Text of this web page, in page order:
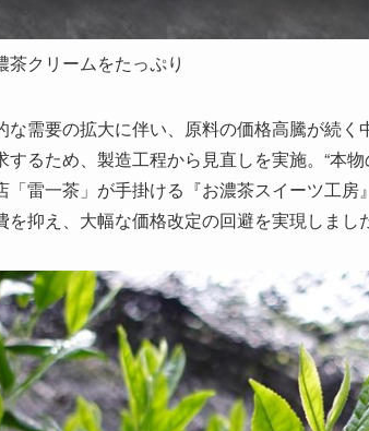
茶クリームをたっぷり
な需要の拡大に伴い、原料の価格高騰が続
るため、製造工程から見直しを実施。“本
「雷一茶」が手掛ける『お濃茶スイーツ工
抑え、大幅な価格改定の回避を実現しまし